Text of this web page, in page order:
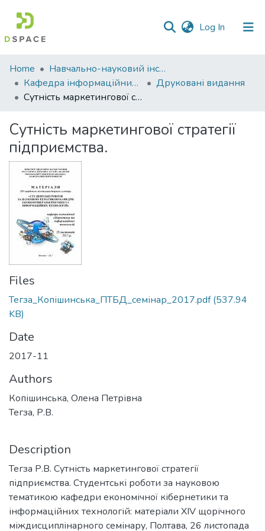
Log In (current)
Communities
&
Collections
Statistics
Home
Навчально-науковий інститут економіки, управління, права та інформаційних технологій
Кафедра інформаційних систем та технологій
Друковані видання
Сутність маркетингової стратегії підприємства.
Сутність маркетингової стратегії
підприємства.
Files
Тегза_Копішинська_ПТБД_семінар_2017.pdf(537.94
KB)
Date
2017-11
Authors
Копішинська, Олена Петрівна
Тегза, Р.В.
Description
Тегза Р.В. Сутність маркетингової стратегії
підприємства. Студентські роботи за науковою
тематикою кафедри економічної кібернетики та
інформаційних технологій: матеріали ХІV щорічного
міждисциплінарного семінару, Полтава, 26 листопада